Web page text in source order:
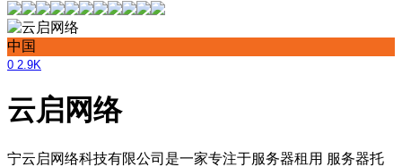
中国
0 2.9K
云启网络
宁云启网络科技有限公司是一家专注于服务器租用 服务器托